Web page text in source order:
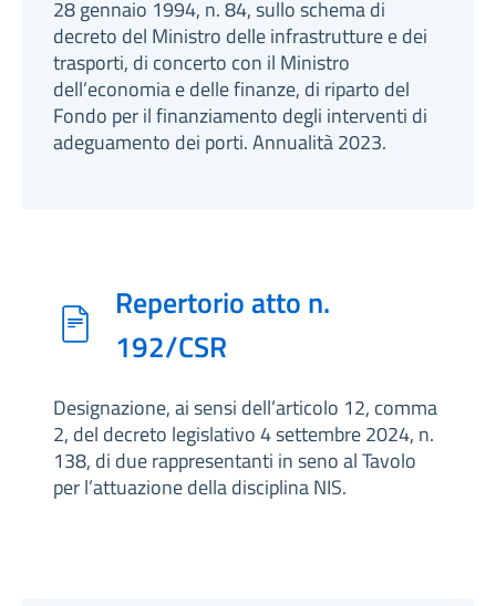
28 gennaio 1994, n. 84, sullo schema di
decreto del Ministro delle infrastrutture e dei
trasporti, di concerto con il Ministro
dell’economia e delle finanze, di riparto del
Fondo per il finanziamento degli interventi di
adeguamento dei porti. Annualità 2023.
Repertorio atto n.
192/CSR
Designazione, ai sensi dell’articolo 12, comma
2, del decreto legislativo 4 settembre 2024, n.
138, di due rappresentanti in seno al Tavolo
per l’attuazione della disciplina NIS.